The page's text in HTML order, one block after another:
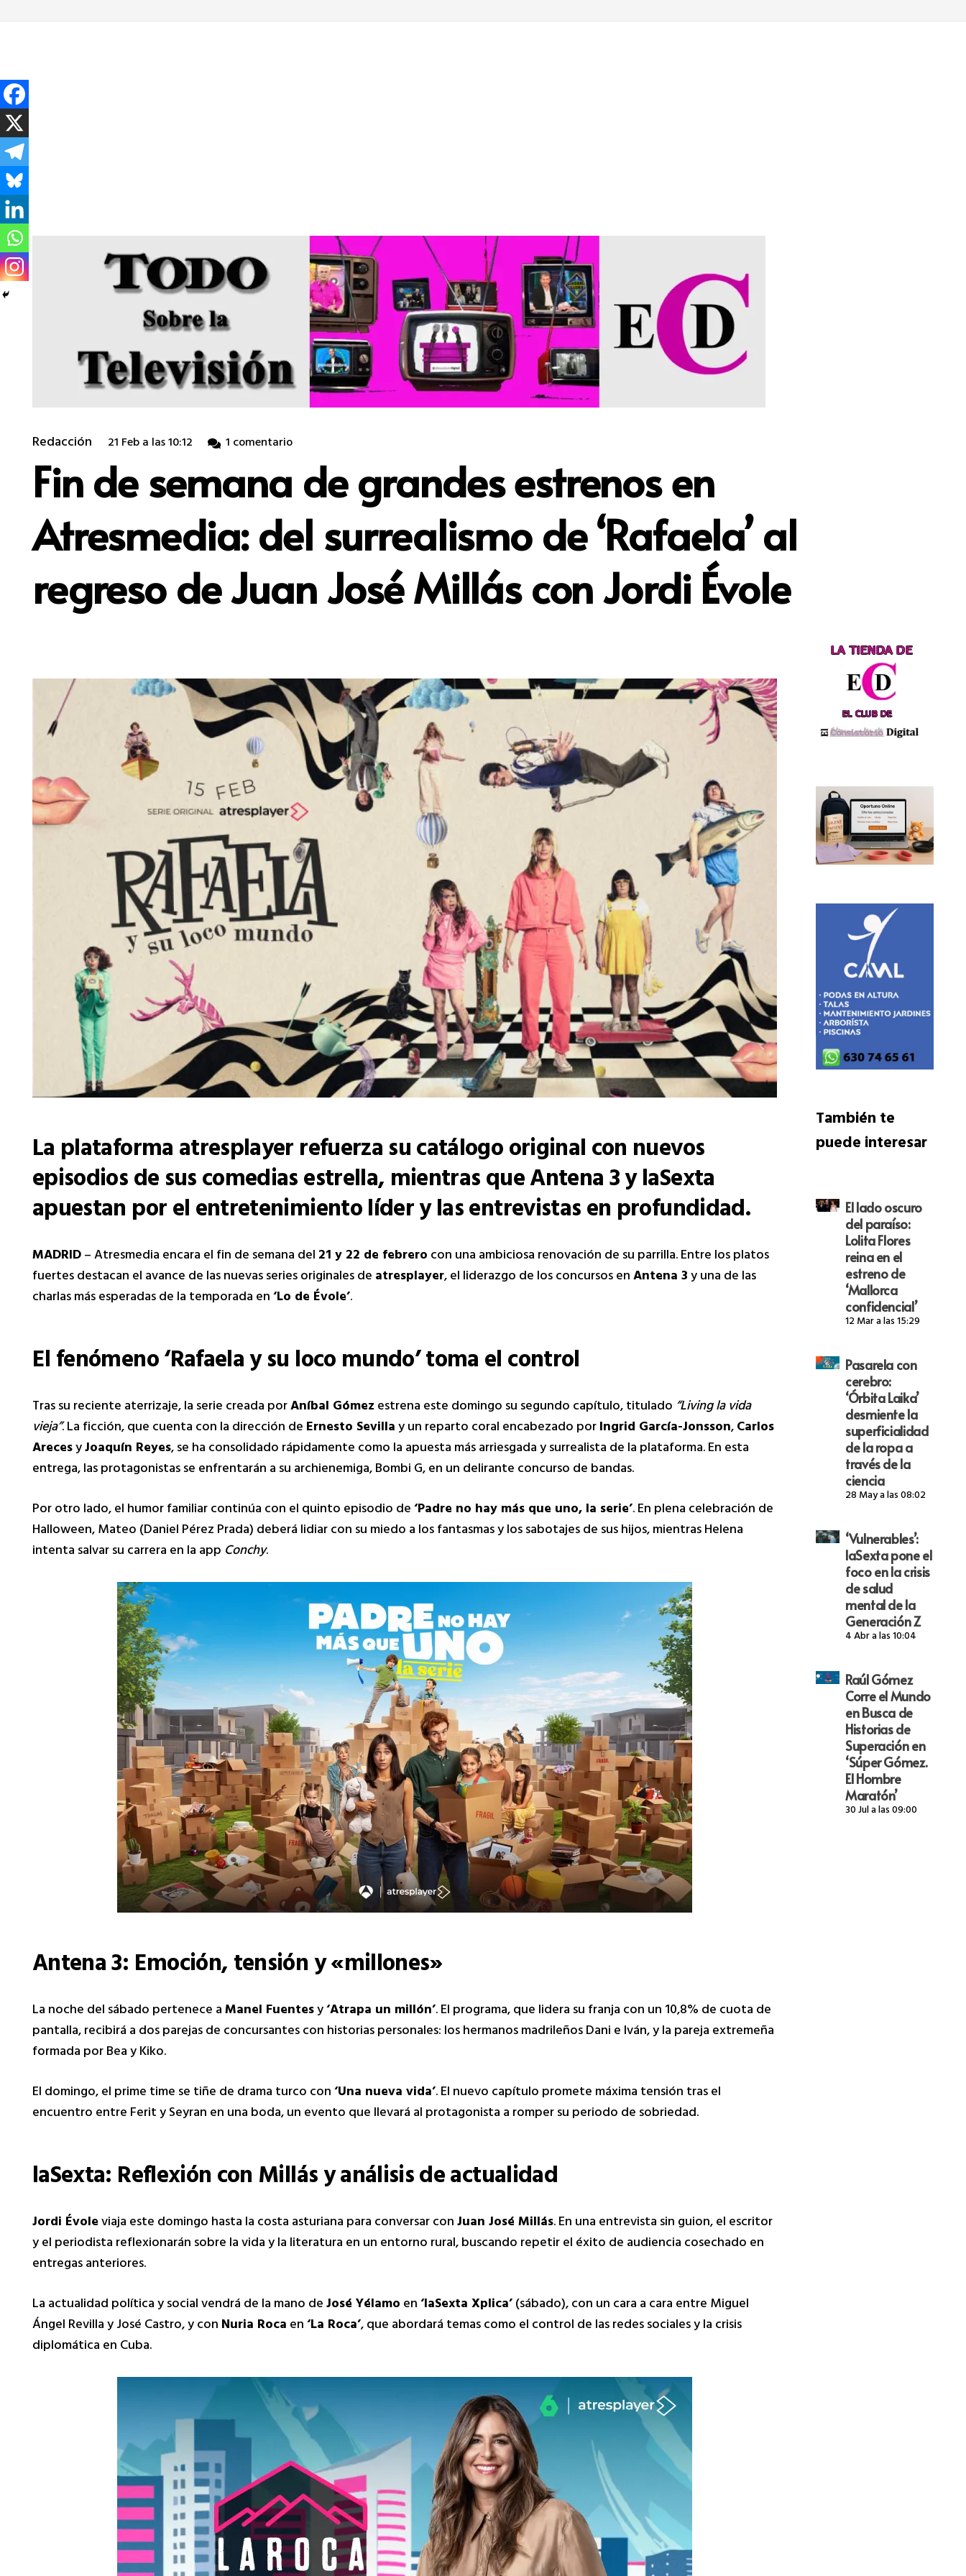
Redacción 21 Feb a las 10:12 1comentario
Fin de semana de grandes estrenos en
Atresmedia: del surrealismo de ‘Rafaela’ al
regreso de Juan José Millás con Jordi Évole
La plataforma atresplayer refuerza su catálogo original con nuevos
episodios de sus comedias estrella, mientras que Antena 3 y laSexta
apuestan por el entretenimiento líder y las entrevistas en profundidad.
MADRID– Atresmedia encara el fin de semana del21 y 22 de febrerocon una ambiciosa renovación de su parrilla. Entre los platos
fuertes destacan el avance de las nuevas series originales deatresplayer, el liderazgo de los concursos enAntena 3y una de las
charlas más esperadas de la temporada en‘Lo de Évole’.
El fenómeno ‘Rafaela y su loco mundo’ toma el control
Tras su reciente aterrizaje, la serie creada porAníbal Gómezestrena este domingo su segundo capítulo, titulado “Living la vida
vieja”. La ficción, que cuenta con la dirección deErnesto Sevillay un reparto coral encabezado porIngrid García-Jonsson,Carlos
ArecesyJoaquín Reyes, se ha consolidado rápidamente como la apuesta más arriesgada y surrealista de la plataforma. En esta
entrega, las protagonistas se enfrentarán a su archienemiga, Bombi G, en un delirante concurso de bandas.
Por otro lado, el humor familiar continúa con el quinto episodio de‘Padre no hay más que uno, la serie’. En plena celebración de
Halloween, Mateo (Daniel Pérez Prada) deberá lidiar con su miedo a los fantasmas y los sabotajes de sus hijos, mientras Helena
intenta salvar su carrera en la app Conchy.
Antena 3: Emoción, tensión y «millones»
La noche del sábado pertenece aManel Fuentesy‘Atrapa un millón’. El programa, que lidera su franja con un 10,8% de cuota de
pantalla, recibirá a dos parejas de concursantes con historias personales: los hermanos madrileños Dani e Iván, y la pareja extremeña
formada por Bea y Kiko.
El domingo, el prime time se tiñe de drama turco con‘Una nueva vida’. El nuevo capítulo promete máxima tensión tras el
encuentro entre Ferit y Seyran en una boda, un evento que llevará al protagonista a romper su periodo de sobriedad.
laSexta: Reflexión con Millás y análisis de actualidad
Jordi Évoleviaja este domingo hasta la costa asturiana para conversar conJuan José Millás. En una entrevista sin guion, el escritor
y el periodista reflexionarán sobre la vida y la literatura en un entorno rural, buscando repetir el éxito de audiencia cosechado en
entregas anteriores.
La actualidad política y social vendrá de la mano deJosé Yélamoen‘laSexta Xplica’(sábado), con un cara a cara entre Miguel
Ángel Revilla y José Castro, y conNuria Rocaen‘La Roca’, que abordará temas como el control de las redes sociales y la crisis
diplomática en Cuba.
También te
puede interesar
El lado oscuro
del paraíso:
Lolita Flores
reina en el
estreno de
‘Mallorca
confidencial’
12 Mar a las 15:29
Pasarela con
cerebro:
‘Órbita Laika’
desmiente la
superficialidad
de la ropa a
través de la
ciencia
28 May a las 08:02
‘Vulnerables’:
laSexta pone el
foco en la crisis
de salud
mental de la
Generación Z
4 Abr a las 10:04
Raúl Gómez
Corre el Mundo
en Busca de
Historias de
Superación en
‘Súper Gómez.
El Hombre
Maratón’
30 Jul a las 09:00